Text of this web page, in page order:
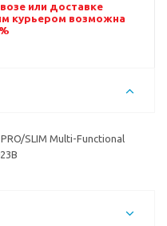
или доставке
курьером возможна
SLIM Multi-Functional